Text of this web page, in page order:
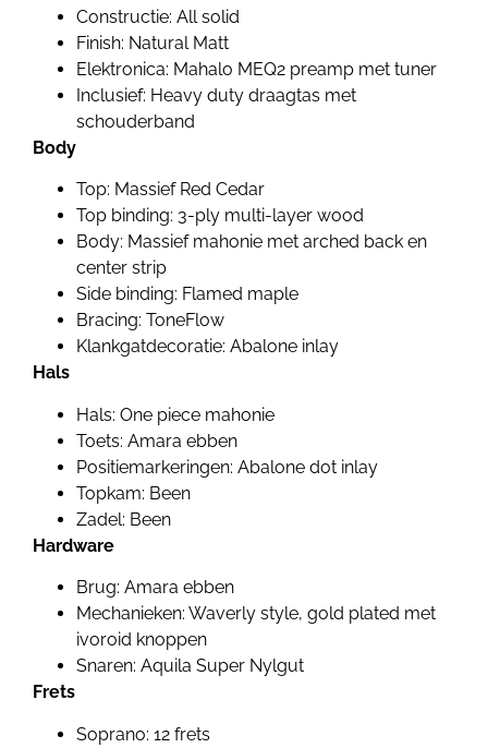
Constructie: All solid
Finish: Natural Matt
Elektronica: Mahalo MEQ2 preamp met tuner
Inclusief: Heavy duty draagtas met
schouderband
Body
Top: Massief Red Cedar
Top binding: 3-ply multi-layer wood
Body: Massief mahonie met arched back en
center strip
Side binding: Flamed maple
Bracing: ToneFlow
Klankgatdecoratie: Abalone inlay
Hals
Hals: One piece mahonie
Toets: Amara ebben
Positiemarkeringen: Abalone dot inlay
Topkam: Been
Zadel: Been
Hardware
Brug: Amara ebben
Mechanieken: Waverly style, gold plated met
ivoroid knoppen
Snaren: Aquila Super Nylgut
Frets
Soprano: 12 frets